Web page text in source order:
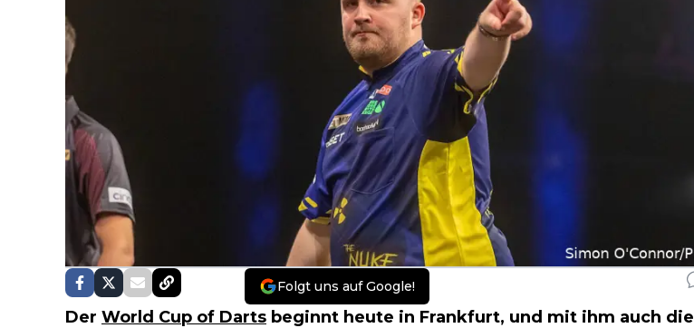
Folgt uns auf Google!
Der World Cup of Darts beginnt heute in Frankfurt, und mit ihm auch die